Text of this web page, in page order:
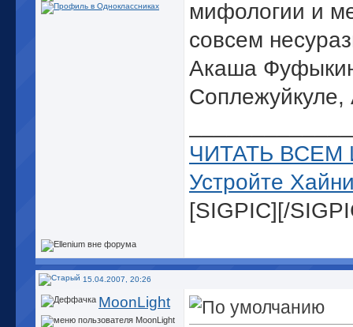
мифологии и
совсем
Акаша
ЧИТАТЬ
Устройте
[SIGPIC][/
15.04.2007, 20:26
MoonLight